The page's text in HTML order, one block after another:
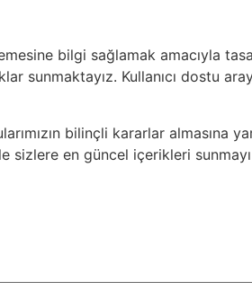
bilgi sağlamak amacıyla
sunmaktayız. Kullanıcı dostu
bilinçli kararlar almasına
sizlere en güncel içerikleri